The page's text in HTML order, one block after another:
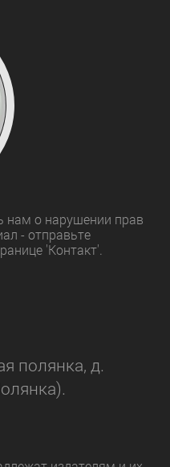
нам о нарушении прав
- отправьте
'Контакт'.
полянка, д.